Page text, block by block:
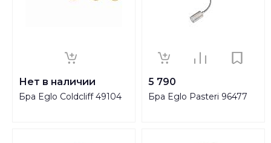
Нет в наличии
Бра Eglo Сoldcliff 49104
5 790
Бра Eglo Pasteri 96477